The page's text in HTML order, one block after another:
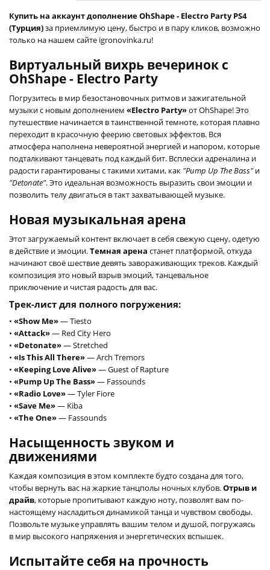
Купить на аккаунт дополнение OhShape - Electro Party PS4
(Турция)за приемлимую цену, быстро и в пару кликов, возможно
только на нашем сайте igronovinka.ru!
Виртуальный вихрь вечеринок с
OhShape - Electro Party
Погрузитесь в мир безостановочных ритмов и зажигательной
музыки с новым дополнением «Electro Party»от OhShape! Это
путешествие начинается в таинственной темноте, которая плавно
переходит в красочную феерию световых эффектов. Вся
атмосфера наполнена невероятной энергией и напором, которые
подталкивают танцевать под каждый бит. Всплески адреналина и
радости гарантированы с такими хитами, как "Pump Up The Bass"и
"Detonate". Это идеальная возможность выразить свои эмоции и
позволить телу двигаться в такт захватывающей музыке.
Новая музыкальная арена
Этот загружаемый контент включает в себя свежую сцену, одетую
в действие и эмоции.Темная арена станет платформой, откуда
начинают своё шествие девять завораживающих треков. Каждый
композиция это новый взрыв эмоций, танцевальное
приключение и чистая радость для вас.
Трек-лист для полного погружения:
• «Show Me»— Tiesto
• «Attack»— Red City Hero
• «Detonate»— Stretched
• «Is This All There»— Arch Tremors
• «Keeping Love Alive»— Guest of Rapture
• «Pump Up The Bass»— Fassounds
• «Radio Love»— Tyler Fiore
• «Save Me»— Kiba
• «The One»— Fassounds
Насыщенность звуком и
движениями
Каждая композиция в этом комплекте будто создана для того,
чтобы вернуть вас на жаркие танцполы ночных клубов.Отрыв и
драйв, которые пропитывают каждую ноту, позволят вам по-
настоящему насладиться динамикой танца и чувством свободы.
Позвольте музыке управлять вашим телом и душой, погружаясь
в мир высокого напряжения и энергетических вспышек.
Испытайте себя на прочность